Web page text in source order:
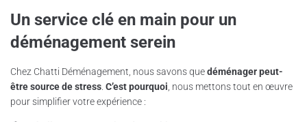
Un service clé en main pour un
déménagement serein
Chez Chatti Déménagement, nous savons quedéménager peut-
être source de stress C’est pourquoi , nous mettons tout en œuvre
pour simplifier votre expérience :